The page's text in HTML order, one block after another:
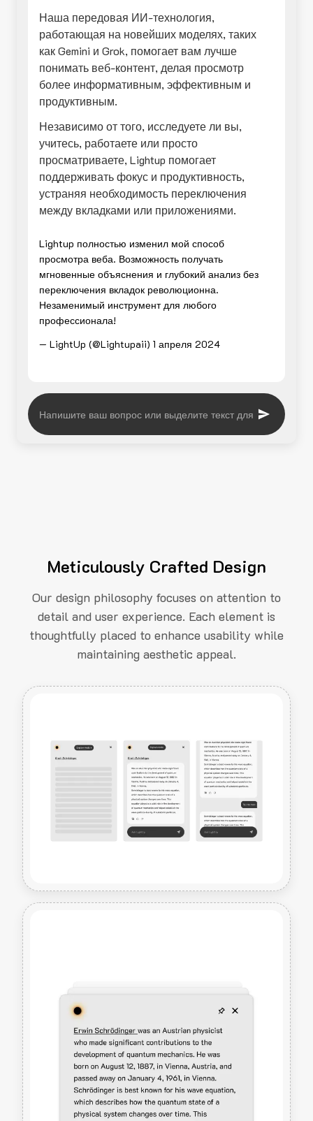
Наша передовая ИИ-технология,
работающая на новейших моделях, таких
как Gemini и Grok, помогает вам лучше
понимать веб-контент, делая просмотр
более информативным, эффективным и
продуктивным.
Независимо от того, исследуете ли вы,
учитесь, работаете или просто
просматриваете, Lightup помогает
поддерживать фокус и продуктивность,
устраняя необходимость переключения
между вкладками или приложениями.
Lightup полностью изменил мой способ
просмотра веба. Возможность получать
мгновенные объяснения и глубокий анализ без
переключения вкладок революционна.
Незаменимый инструмент для любого
профессионала!
— LightUp (@Lightupaii) 1 апреля 2024
Meticulously Crafted Design
Our design philosophy focuses on attention to
detail and user experience. Each element is
thoughtfully placed to enhance usability while
maintaining aesthetic appeal.